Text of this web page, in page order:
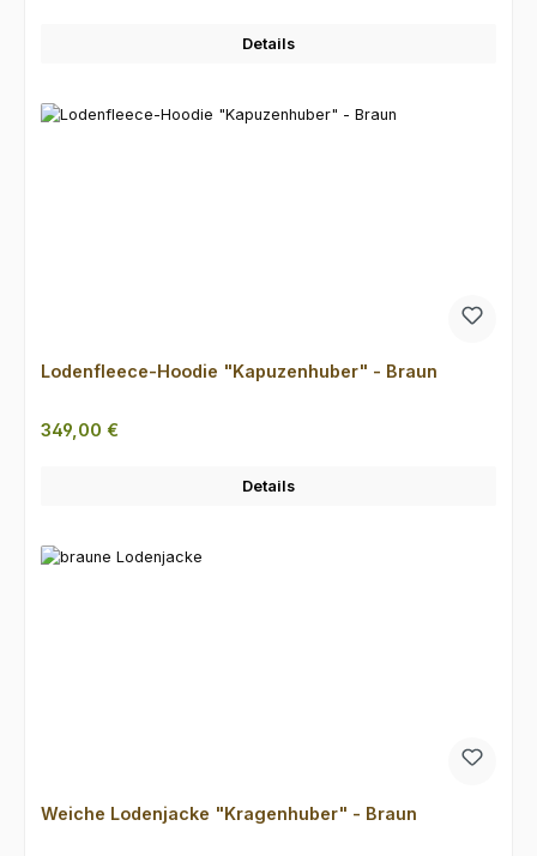
Details
Lodenfleece-Hoodie "Kapuzenhuber" - Braun
Regulärer Preis:
349,00 €
Details
Weiche Lodenjacke "Kragenhuber" - Braun